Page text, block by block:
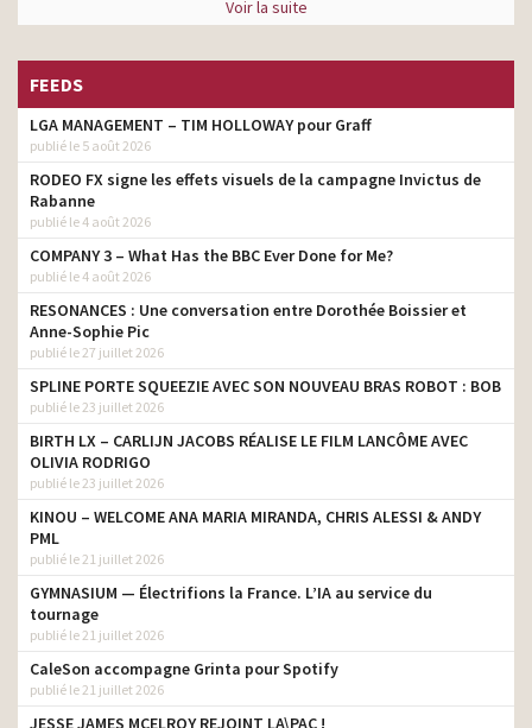
Voir la suite
FEEDS
LGA MANAGEMENT – TIM HOLLOWAY pour Graff
publié le 5 août 2026
RODEO FX signe les effets visuels de la campagne Invictus de
Rabanne
publié le 4 août 2026
COMPANY 3 – What Has the BBC Ever Done for Me?
publié le 4 août 2026
RESONANCES : Une conversation entre Dorothée Boissier et
Anne-Sophie Pic
publié le 27 juillet 2026
SPLINE PORTE SQUEEZIE AVEC SON NOUVEAU BRAS ROBOT : BOB
publié le 23 juillet 2026
BIRTH LX – CARLIJN JACOBS RÉALISE LE FILM LANCÔME AVEC
OLIVIA RODRIGO
publié le 23 juillet 2026
KINOU – WELCOME ANA MARIA MIRANDA, CHRIS ALESSI & ANDY
PML
publié le 21 juillet 2026
GYMNASIUM — Électrifions la France. L’IA au service du
tournage
publié le 21 juillet 2026
CaleSon accompagne Grinta pour Spotify
publié le 21 juillet 2026
JESSE JAMES MCELROY REJOINT LA\PAC !